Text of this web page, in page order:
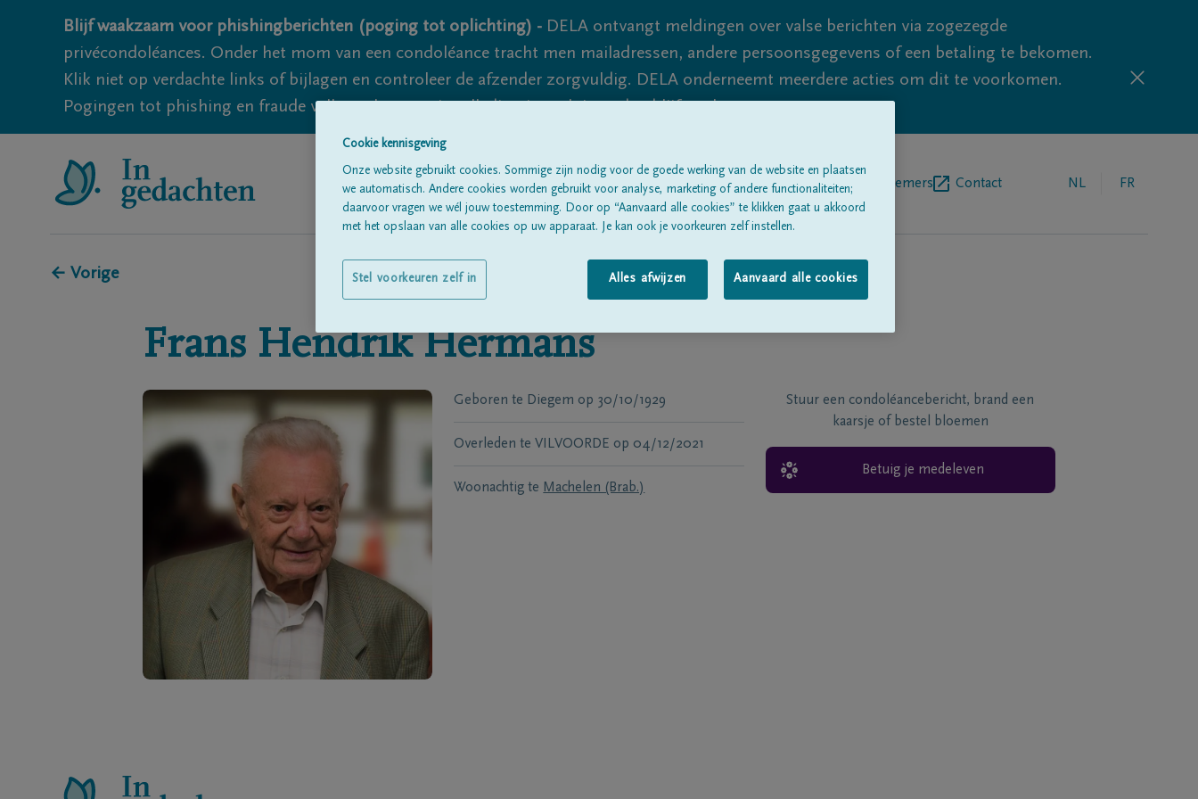
Blijf waakzaam voor phishingberichten (poging tot oplichting) - DELA ontvangt meldingen over valse berichten via zogezegde
privécondoléances. Onder het mom van een condoléance tracht men mailadressen, andere persoonsgegevens of een betaling te bekomen.
Klik niet op verdachte links of bijlagen en controleer de afzender zorgvuldig. DELA onderneemt meerdere acties om dit te voorkomen.
Pogingen tot phishing en fraude vallen echter nooit volledig uit te sluiten, dus blijf waakzaam.
Alle rouwberichtenOver onsBegrafenisondernemers Contact NL FR
← Vorige
Frans Hendrik Hermans
Geboren te Diegem op 30/10/1929
Overleden te VILVOORDE op 04/12/2021
Woonachtig te Machelen (Brab.)
Stuur een condoléancebericht, brand een
kaarsje of bestel bloemen
Betuig je medeleven
Cookie kennisgeving
Onze website gebruikt cookies. Sommige zijn nodig voor de goede werking van de website en plaatsen
we automatisch. Andere cookies worden gebruikt voor analyse, marketing of andere functionaliteiten;
daarvoor vragen we wél jouw toestemming. Door op “Aanvaard alle cookies” te klikken gaat u akkoord
met het opslaan van alle cookies op uw apparaat. Je kan ook je voorkeuren zelf instellen.
Alles afwijzen Aanvaard alle cookies
Stel voorkeuren zelf in